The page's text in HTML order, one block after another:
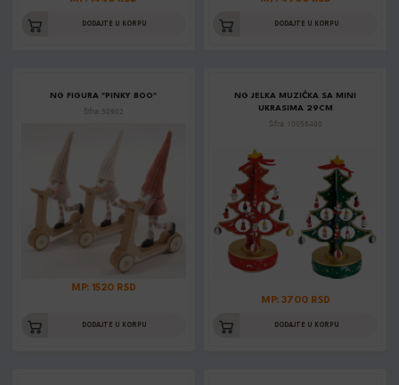
DODAJTE U KORPU DODAJTE U KORPU
NG FIGURA "PINKY BOO"
Šifra: 50902
MP: 1520 RSD
DODAJTE U KORPU
NG JELKA MUZIČKA SA MINI
UKRASIMA 29CM
Šifra: 10056480
MP: 3700 RSD
DODAJTE U KORPU